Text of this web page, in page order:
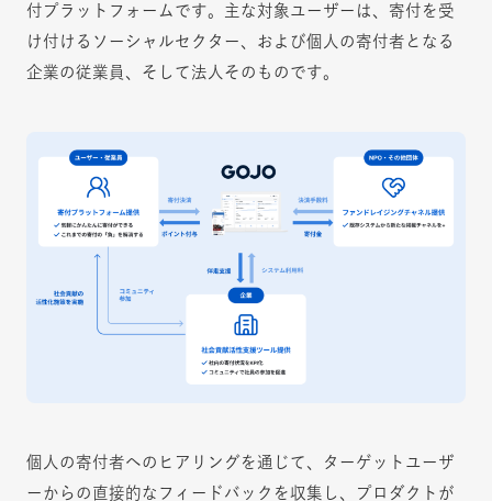
付プラットフォームです。主な対象ユーザーは、寄付を受
け付けるソーシャルセクター、および個人の寄付者となる
企業の従業員、そして法人そのものです。
個人の寄付者へのヒアリングを通じて、ターゲットユーザ
ーからの直接的なフィードバックを収集し、プロダクトが